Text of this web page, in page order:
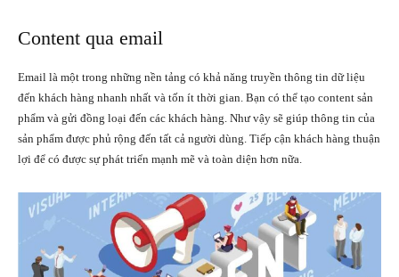
Content qua email
Email là một trong những nền tảng có khả năng truyền thông tin dữ liệu
đến khách hàng nhanh nhất và tốn ít thời gian. Bạn có thể tạo content sản
phẩm và gửi đồng loại đến các khách hàng. Như vậy sẽ giúp thông tin của
sản phẩm được phủ rộng đến tất cả người dùng. Tiếp cận khách hàng thuận
lợi để có được sự phát triển mạnh mẽ và toàn diện hơn nữa.